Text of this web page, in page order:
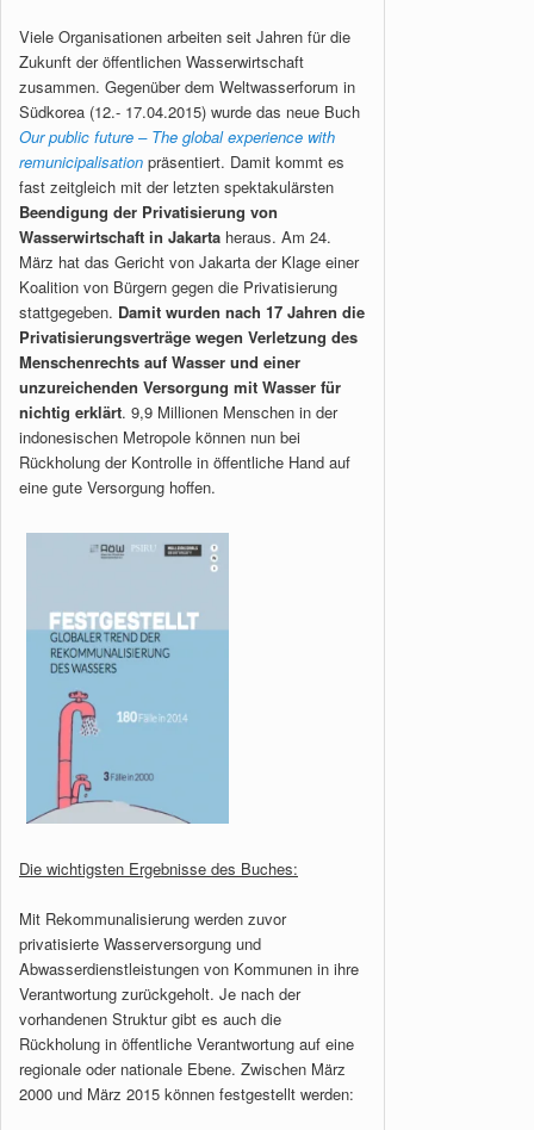
Viele Organisationen arbeiten seit Jahren für die
Zukunft der öffentlichen Wasserwirtschaft
zusammen. Gegenüber dem Weltwasserforum in
Südkorea (12.- 17.04.2015) wurde das neue Buch
Our public future – The global experience with
remunicipalisation präsentiert. Damit kommt es
fast zeitgleich mit der letzten spektakulärsten
Beendigung der Privatisierung von
Wasserwirtschaft in Jakarta heraus. Am 24.
März hat das Gericht von Jakarta der Klage einer
Koalition von Bürgern gegen die Privatisierung
stattgegeben. Damit wurden nach 17 Jahren die
Privatisierungsverträge wegen Verletzung des
Menschenrechts auf Wasser und einer
unzureichenden Versorgung mit Wasser für
nichtig erklärt. 9,9 Millionen Menschen in der
indonesischen Metropole können nun bei
Rückholung der Kontrolle in öffentliche Hand auf
eine gute Versorgung hoffen.
Die wichtigsten Ergebnisse des Buches:
Mit Rekommunalisierung werden zuvor
privatisierte Wasserversorgung und
Abwasserdienstleistungen von Kommunen in ihre
Verantwortung zurückgeholt. Je nach der
vorhandenen Struktur gibt es auch die
Rückholung in öffentliche Verantwortung auf eine
regionale oder nationale Ebene. Zwischen März
2000 und März 2015 können festgestellt werden: